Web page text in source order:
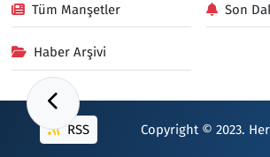
Tüm Manşetler Son
Haber Arşivi
RSS Copyright © 2023. Her